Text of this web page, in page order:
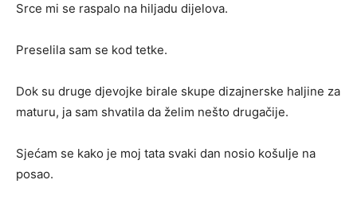
Srce mi se raspalo na hiljadu dijelova.
Preselila sam se kod tetke.
Dok su druge djevojke birale skupe dizajnerske haljine za
maturu, ja sam shvatila da želim nešto drugačije.
Sjećam se kako je moj tata svaki dan nosio košulje na
posao.